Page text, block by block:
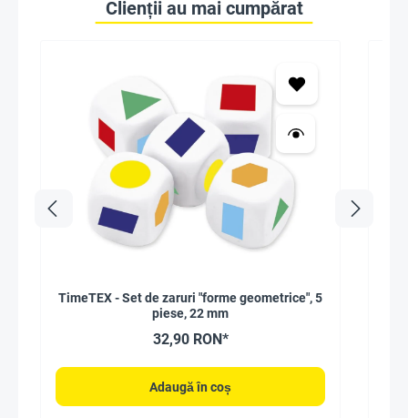
Clienții au mai cumpărat
TimeTEX - Set de zaruri "forme geometrice", 5
piese, 22 mm
32,90 RON*
Adaugă în coș